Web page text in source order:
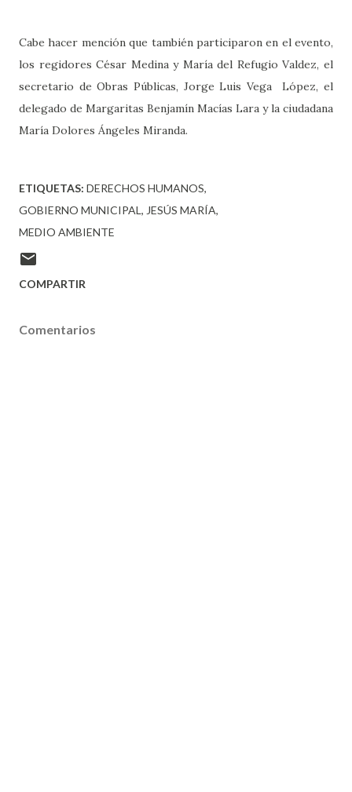
Cabe hacer mención que también participaron en el evento,
los regidores César Medina y María del Refugio Valdez, el
secretario de Obras Públicas, Jorge Luis Vega López, el
delegado de Margaritas Benjamín Macías Lara y la ciudadana
María Dolores Ángeles Miranda.
ETIQUETAS: DERECHOS HUMANOS
GOBIERNO MUNICIPAL
JESÚS MARÍA
MEDIO AMBIENTE
COMPARTIR
Comentarios